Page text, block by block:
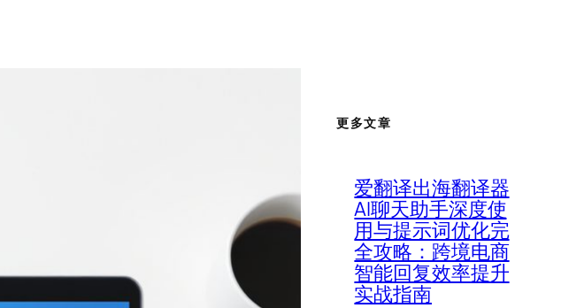
更多文章
爱翻译出海翻译器
AI聊天助手深度使
用与提示词优化完
全攻略：跨境电商
智能回复效率提升
实战指南